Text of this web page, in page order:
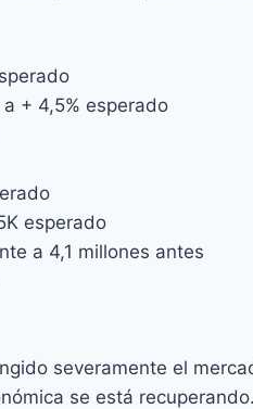
+ 4,5% esperado
esperado
a 4,1 millones antes
severamente el
se está